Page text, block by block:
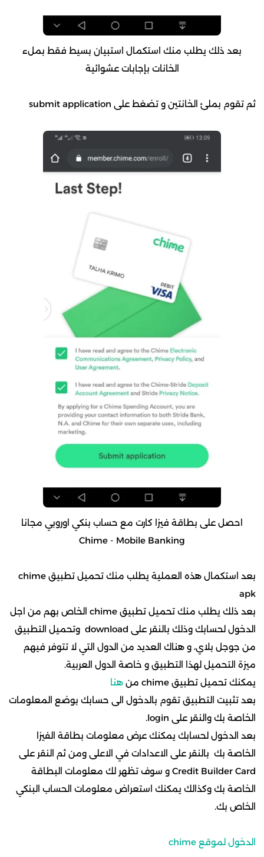
بعد ذلك يطلب منك استكمال استبيان بسيط فقط بملء
الخانات بإجابات عشوائية
ثم تقوم بملئ الخانتين و تضغط على submit application
احصل على بطاقة فيزا كارت مع حساب بنكي اوروبي مجانا
Chime - Mobile Banking
بعد استكمال هذه العملية يطلب منك تحميل تطبيق chime
apk
بعد ذلك يطلب منك تحميل تطبيق chime الخاص بهم من اجل
الدخول لحسابك وذلك بالنقر على download وتحميل التطبيق
من جوجل بلاي، و هناك العديد من الدول التي لا تتوفر فيهم
ميزة التحميل لهذا التطبيق و خاصة الدول العربية.
يمكنك تحميل تطبيق chime من
هنا
بعد تثبيت التطبيق تقوم بالدخول الى حسابك بوضع المعلومات
الخاصة بك والنقر على login.
بعد الدخول لحسابك يمكنك عرض معلومات بطاقة الفيزا
الخاصة بك بالنقر على الاعدادات في الاعلى ومن ثم النقر على
Credit Builder Card و سوف تظهر لك معلومات البطاقة
الخاصة بك وكذالك يمكنك استعراض معلومات الحساب البنكي
الخاص بك.
الدخول لموقع chime